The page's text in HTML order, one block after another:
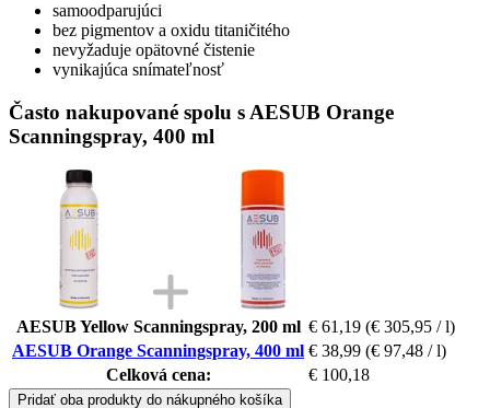
samoodparujúci
bez pigmentov a oxidu titaničitého
nevyžaduje opätovné čistenie
vynikajúca snímateľnosť
Často nakupované spolu s AESUB Orange
Scanningspray, 400 ml
AESUB Yellow Scanningspray, 200 ml € 61,19 (€ 305,95 / l)
AESUB Orange Scanningspray, 400 ml € 38,99 (€ 97,48 / l)
Celková cena:
€ 100,18
Pridať oba produkty do nákupného košíka